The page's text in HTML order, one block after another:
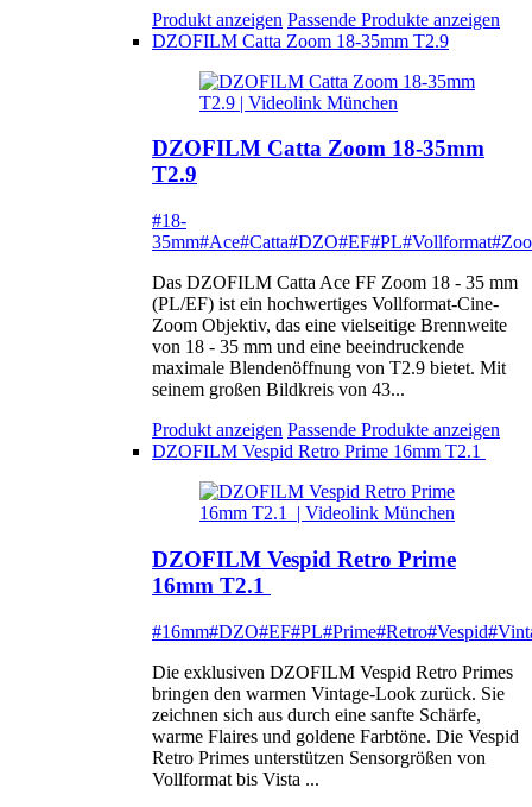
Produkt anzeigen Passende Produkte anzeigen
DZOFILM Catta Zoom 18-35mm T2.9
DZOFILM Catta Zoom 18-35mm
T2.9
#18-
35mm#Ace#Catta#DZO#EF#PL#Vollformat
Das DZOFILM Catta Ace FF Zoom 18 - 35 mm
(PL/EF) ist ein hochwertiges Vollformat-Cine-
Zoom Objektiv, das eine vielseitige Brennweite
von 18 - 35 mm und eine beeindruckende
maximale Blendenöffnung von T2.9 bietet. Mit
seinem großen Bildkreis von 43...
Produkt anzeigen Passende Produkte anzeigen
DZOFILM Vespid Retro Prime 16mm T2.1
DZOFILM Vespid Retro Prime
16mm T2.1
#16mm#DZO#EF#PL#Prime#Retro#Vespid
Die exklusiven DZOFILM Vespid Retro Primes
bringen den warmen Vintage-Look zurück. Sie
zeichnen sich aus durch eine sanfte Schärfe,
warme Flaires und goldene Farbtöne. Die Vespid
Retro Primes unterstützen Sensorgrößen von
Vollformat bis Vista ...